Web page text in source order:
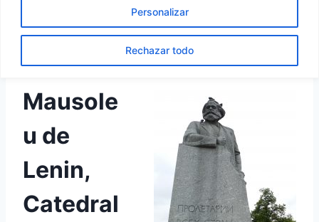
Personalizar
Rechazar todo
Mercat Izmailovo
5 octubre, 2018
Mausole
u de
Lenin,
Catedral